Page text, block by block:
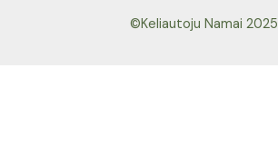
©Keliautoju Namai 2025